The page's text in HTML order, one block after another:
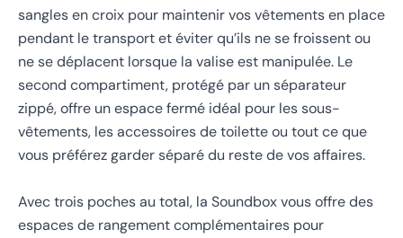
sangles en croix pour maintenir vos vêtements en place
pendant le transport et éviter qu’ils ne se froissent ou
ne se déplacent lorsque la valise est manipulée. Le
second compartiment, protégé par un séparateur
zippé, offre un espace fermé idéal pour les sous-
vêtements, les accessoires de toilette ou tout ce que
vous préférez garder séparé du reste de vos affaires.
Avec trois poches au total, la Soundbox vous offre des
espaces de rangement complémentaires pour